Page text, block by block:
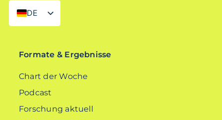
DE
EN
Formate & Ergebnisse
Chart der Woche
Podcast
Forschung aktuell